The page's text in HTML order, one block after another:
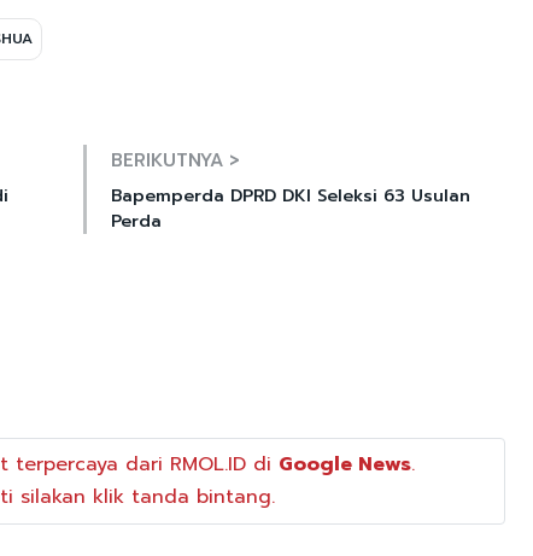
BERIKUTNYA >
Bapemperda DPRD DKI Seleksi 63 Usulan
Perda
dari RMOL.ID di Google News.
silakan klik tanda bintang.